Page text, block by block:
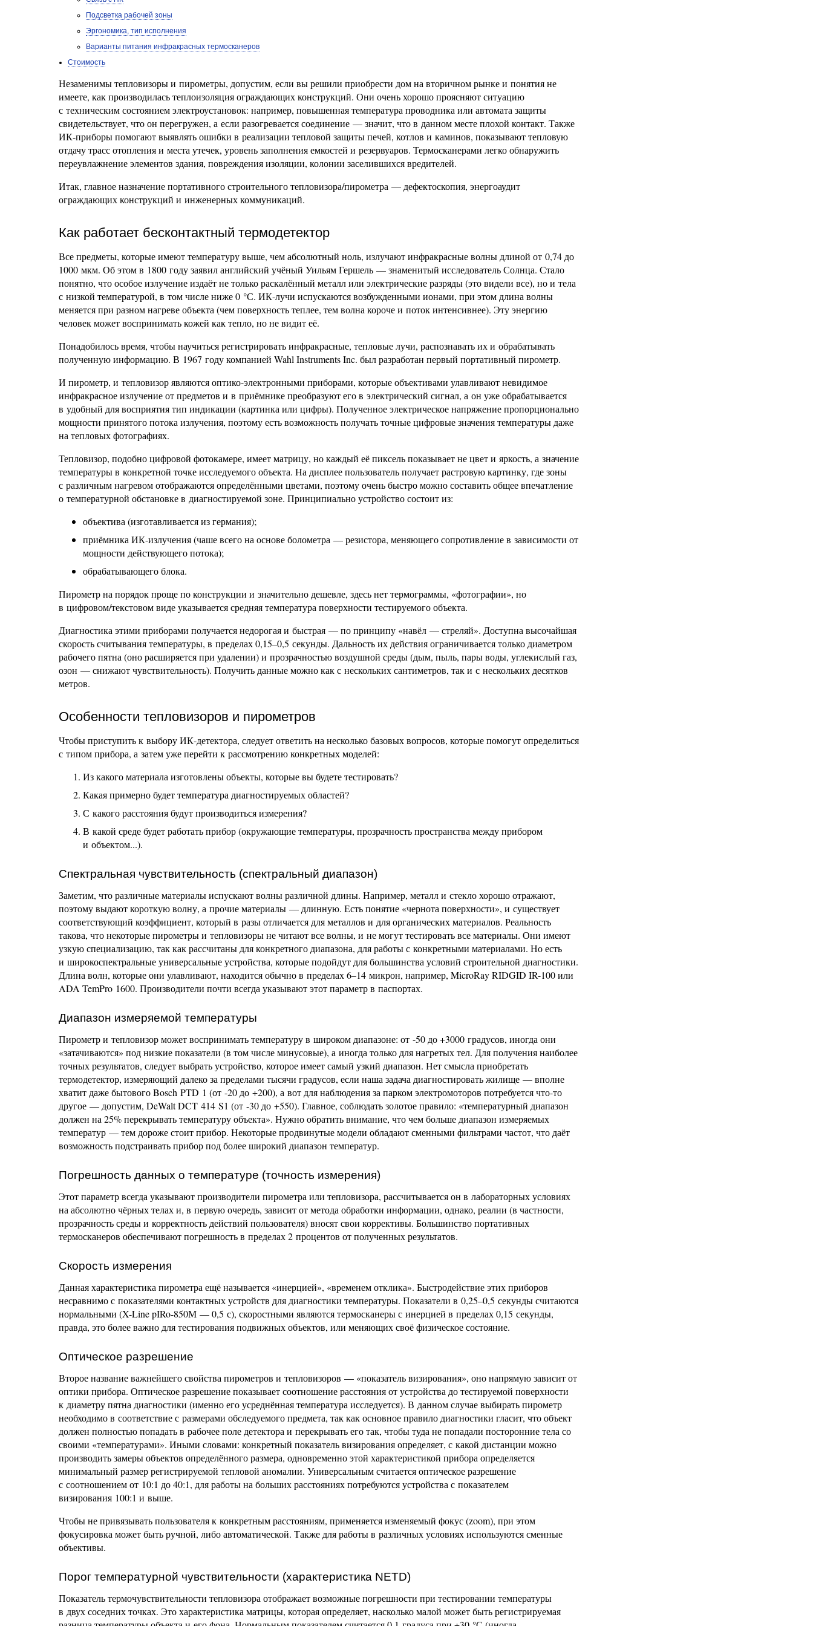
Подсветка рабочей зоны
Эргономика, тип исполнения
Варианты питания инфракрасных термосканеров
Стоимость
Незаменимы тепловизоры и пирометры, допустим, если вы решили приобрести дом на вторичном рынке и понятия не
имеете, как производилась теплоизоляция ограждающих конструкций. Они очень хорошо проясняют ситуацию
с техническим состоянием электроустановок: например, повышенная температура проводника или автомата защиты
свидетельствует, что он перегружен, а если разогревается соединение — значит, что в данном месте плохой контакт. Также
ИК-приборы помогают выявлять ошибки в реализации тепловой защиты печей, котлов и каминов, показывают тепловую
отдачу трасс отопления и места утечек, уровень заполнения емкостей и резервуаров. Термосканерами легко обнаружить
переувлажнение элементов здания, повреждения изоляции, колонии заселившихся вредителей.
Итак, главное назначение портативного строительного тепловизора/пирометра — дефектоскопия, энергоаудит
ограждающих конструкций и инженерных коммуникаций.
Как работает бесконтактный термодетектор
Все предметы, которые имеют температуру выше, чем абсолютный ноль, излучают инфракрасные волны длиной от 0,74 до
1000 мкм. Об этом в 1800 году заявил английский учёный Уильям Гершель — знаменитый исследователь Солнца. Стало
понятно, что особое излучение издаёт не только раскалённый металл или электрические разряды (это видели все), но и тела
с низкой температурой, в том числе ниже 0 °С. ИК-лучи испускаются возбужденными ионами, при этом длина волны
меняется при разном нагреве объекта (чем поверхность теплее, тем волна короче и поток интенсивнее). Эту энергию
человек может воспринимать кожей как тепло, но не видит её.
Понадобилось время, чтобы научиться регистрировать инфракрасные, тепловые лучи, распознавать их и обрабатывать
полученную информацию. В 1967 году компанией Wahl Instruments Inc. был разработан первый портативный пирометр.
И пирометр, и тепловизор являются оптико-электронными приборами, которые объективами улавливают невидимое
инфракрасное излучение от предметов и в приёмнике преобразуют его в электрический сигнал, а он уже обрабатывается
в удобный для восприятия тип индикации (картинка или цифры). Полученное электрическое напряжение пропорционально
мощности принятого потока излучения, поэтому есть возможность получать точные цифровые значения температуры даже
на тепловых фотографиях.
Тепловизор, подобно цифровой фотокамере, имеет матрицу, но каждый её пиксель показывает не цвет и яркость, а значение
температуры в конкретной точке исследуемого объекта. На дисплее пользователь получает растровую картинку, где зоны
с различным нагревом отображаются определёнными цветами, поэтому очень быстро можно составить общее впечатление
о температурной обстановке в диагностируемой зоне. Принципиально устройство состоит из:
объектива (изготавливается из германия);
приёмника ИК-излучения (чаше всего на основе болометра — резистора, меняющего сопротивление в зависимости от
мощности действующего потока);
обрабатывающего блока.
Пирометр на порядок проще по конструкции и значительно дешевле, здесь нет термограммы, «фотографии», но
в цифровом/текстовом виде указывается средняя температура поверхности тестируемого объекта.
Диагностика этими приборами получается недорогая и быстрая — по принципу «навёл — стреляй». Доступна высочайшая
скорость считывания температуры, в пределах 0,15–0,5 секунды. Дальность их действия ограничивается только диаметром
рабочего пятна (оно расширяется при удалении) и прозрачностью воздушной среды (дым, пыль, пары воды, углекислый газ,
озон — снижают чувствительность). Получить данные можно как с нескольких сантиметров, так и с нескольких десятков
метров.
Особенности тепловизоров и пирометров
Чтобы приступить к выбору ИК-детектора, следует ответить на несколько базовых вопросов, которые помогут определиться
с типом прибора, а затем уже перейти к рассмотрению конкретных моделей:
Из какого материала изготовлены объекты, которые вы будете тестировать?
Какая примерно будет температура диагностируемых областей?
С какого расстояния будут производиться измерения?
В какой среде будет работать прибор (окружающие температуры, прозрачность пространства между прибором
и объектом...).
Спектральная чувствительность (спектральный диапазон)
Заметим, что различные материалы испускают волны различной длины. Например, металл и стекло хорошо отражают,
поэтому выдают короткую волну, а прочие материалы — длинную. Есть понятие «чернота поверхности», и существует
соответствующий коэффициент, который в разы отличается для металлов и для органических материалов. Реальность
такова, что некоторые пирометры и тепловизоры не читают все волны, и не могут тестировать все материалы. Они имеют
узкую специализацию, так как рассчитаны для конкретного диапазона, для работы с конкретными материалами. Но есть
и широкоспектральные универсальные устройства, которые подойдут для большинства условий строительной диагностики.
Длина волн, которые они улавливают, находится обычно в пределах 6–14 микрон, например, MicroRay RIDGID IR-100 или
ADA TemPro 1600. Производители почти всегда указывают этот параметр в паспортах.
Диапазон измеряемой температуры
Пирометр и тепловизор может воспринимать температуру в широком диапазоне: от -50 до +3000 градусов, иногда они
«затачиваются» под низкие показатели (в том числе минусовые), а иногда только для нагретых тел. Для получения наиболее
точных результатов, следует выбрать устройство, которое имеет самый узкий диапазон. Нет смысла приобретать
термодетектор, измеряющий далеко за пределами тысячи градусов, если наша задача диагностировать жилище — вполне
хватит даже бытового Bosch PTD 1 (от -20 до +200), а вот для наблюдения за парком электромоторов потребуется что-то
другое — допустим, DeWalt DCT 414 S1 (от -30 до +550). Главное, соблюдать золотое правило: «температурный диапазон
должен на 25% перекрывать температуру объекта». Нужно обратить внимание, что чем больше диапазон измеряемых
температур — тем дороже стоит прибор. Некоторые продвинутые модели обладают сменными фильтрами частот, что даёт
возможность подстраивать прибор под более широкий диапазон температур.
Погрешность данных о температуре (точность измерения)
Этот параметр всегда указывают производители пирометра или тепловизора, рассчитывается он в лабораторных условиях
на абсолютно чёрных телах и, в первую очередь, зависит от метода обработки информации, однако, реалии (в частности,
прозрачность среды и корректность действий пользователя) вносят свои коррективы. Большинство портативных
термосканеров обеспечивают погрешность в пределах 2 процентов от полученных результатов.
Скорость измерения
Данная характеристика пирометра ещё называется «инерцией», «временем отклика». Быстродействие этих приборов
несравнимо с показателями контактных устройств для диагностики температуры. Показатели в 0,25–0,5 секунды считаются
нормальными (X-Line pIRo-850М — 0,5 с), скоростными являются термосканеры с инерцией в пределах 0,15 секунды,
правда, это более важно для тестирования подвижных объектов, или меняющих своё физическое состояние.
Оптическое разрешение
Второе название важнейшего свойства пирометров и тепловизоров — «показатель визирования», оно напрямую зависит от
оптики прибора. Оптическое разрешение показывает соотношение расстояния от устройства до тестируемой поверхности
к диаметру пятна диагностики (именно его усреднённая температура исследуется). В данном случае выбирать пирометр
необходимо в соответствие с размерами обследуемого предмета, так как основное правило диагностики гласит, что объект
должен полностью попадать в рабочее поле детектора и перекрывать его так, чтобы туда не попадали посторонние тела со
своими «температурами». Иными словами: конкретный показатель визирования определяет, с какой дистанции можно
производить замеры объектов определённого размера, одновременно этой характеристикой прибора определяется
минимальный размер регистрируемой тепловой аномалии. Универсальным считается оптическое разрешение
с соотношением от 10:1 до 40:1, для работы на больших расстояниях потребуются устройства с показателем
визирования 100:1 и выше.
Чтобы не привязывать пользователя к конкретным расстояниям, применяется изменяемый фокус (zoom), при этом
фокусировка может быть ручной, либо автоматической. Также для работы в различных условиях используются сменные
объективы.
Порог температурной чувствительности (характеристика NETD)
Показатель термочувствительности тепловизора отображает возможные погрешности при тестировании температуры
в двух соседних точках. Это характеристика матрицы, которая определяет, насколько малой может быть регистрируемая